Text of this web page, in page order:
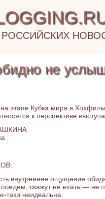
не
этапе Кубка мира в
к перспективе
внутреннее ощущение
скажут не ехать — не
неидеальна.